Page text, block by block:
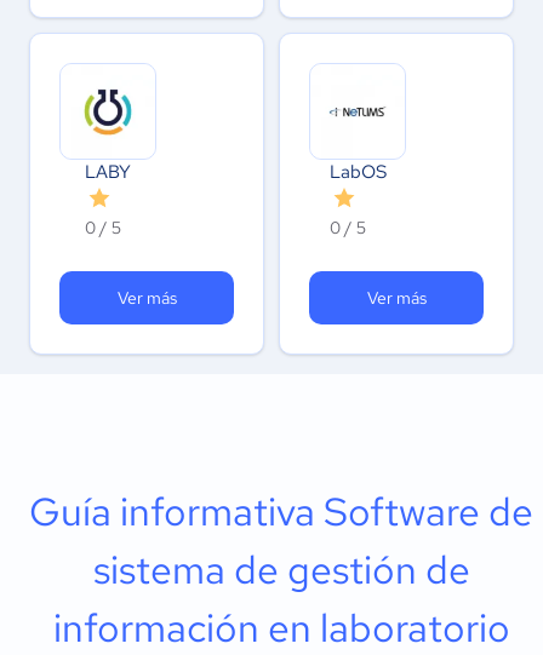
LABY
0 / 5
Ver más
LabOS
0 / 5
Ver más
Guía informativa Software de
sistema de gestión de
información en laboratorio